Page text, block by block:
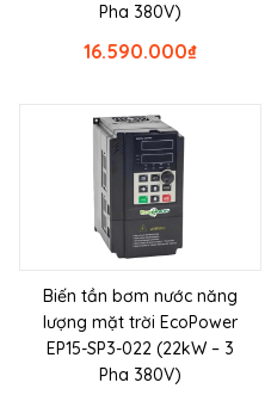
Pha 380V)
₫
16.590.000
Biến tần bơm nước năng
lượng mặt trời EcoPower
EP15-SP3-022 (22kW – 3
Pha 380V)